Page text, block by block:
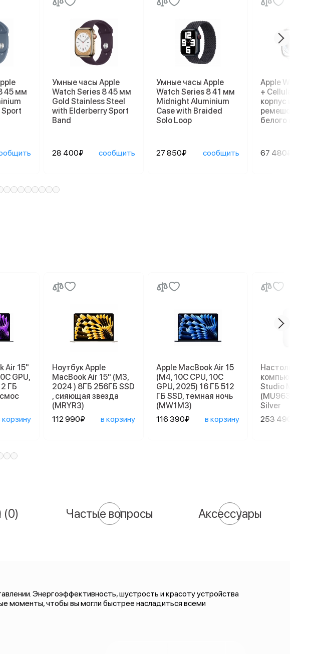
45 мм
Sport
Умные часы Apple
Watch Series 8 45 мм
Gold Stainless Steel
with Elderberry Sport
Band
28 400₽ сообщить
Умные часы Apple
Watch Series 8 41 мм
Midnight Aluminium
Case with Braided
Solo Loop
27 850₽ сообщить
Apple Watch Ultra
+ Cellular, 49 мм,
корпус из титана,
ремешок Ocean
белого цвета
67 480₽
Air 15"
GPU,
ГБ
корзину
Ноутбук Apple
MacBook Air 15" (M3,
2024 ) 8ГБ 256ГБ SSD
, сияющая звезда
(MRYR3)
112 990₽
в корзину
Apple MacBook Air 15
(M4, 10C CPU, 10C
GPU, 2025) 16 ГБ 512
ГБ SSD, темная ночь
(MW1M3)
116 390₽
в корзину
Настольный
компьютер
Studio M4 Max
(MU963), 36/512
Silver
253 490₽
(0) Частые вопросы Аксессуары
Энергоэффективность, шустрость и красоту устройства
моменты, чтобы вы могли быстрее насладиться всеми